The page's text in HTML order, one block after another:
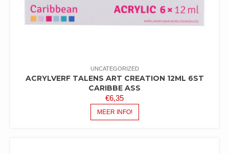
UNCATEGORIZED
ACRYLVERF TALENS ART CREATION 12ML 6ST
CARIBBE ASS
€6,35
MEER INFO!